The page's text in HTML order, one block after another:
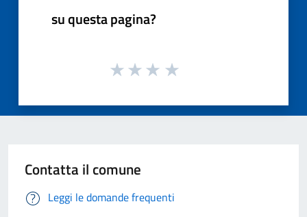
su questa pagina?
Contatta il comune
Leggi le domande frequenti